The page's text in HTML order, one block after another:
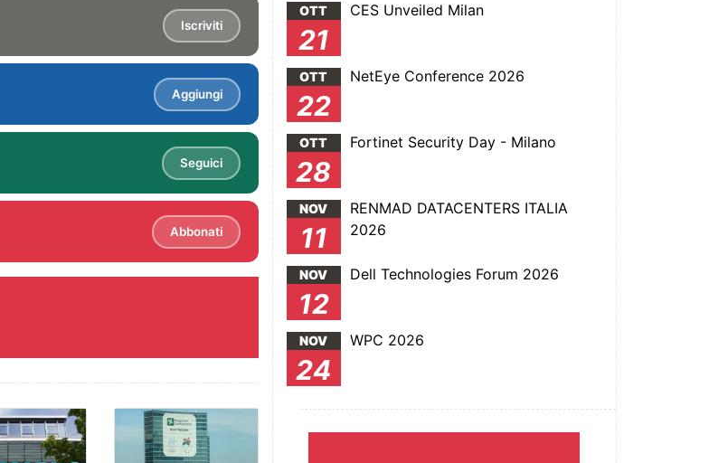
Iscriviti
Aggiungi
Seguici
Abbonati
OTT
21
CES Unveiled Milan
OTT
22
NetEye Conference 2026
OTT
28
Fortinet Security Day - Milano
NOV
11
RENMAD DATACENTERS ITALIA
2026
NOV
12
Dell Technologies Forum 2026
NOV
24
WPC 2026